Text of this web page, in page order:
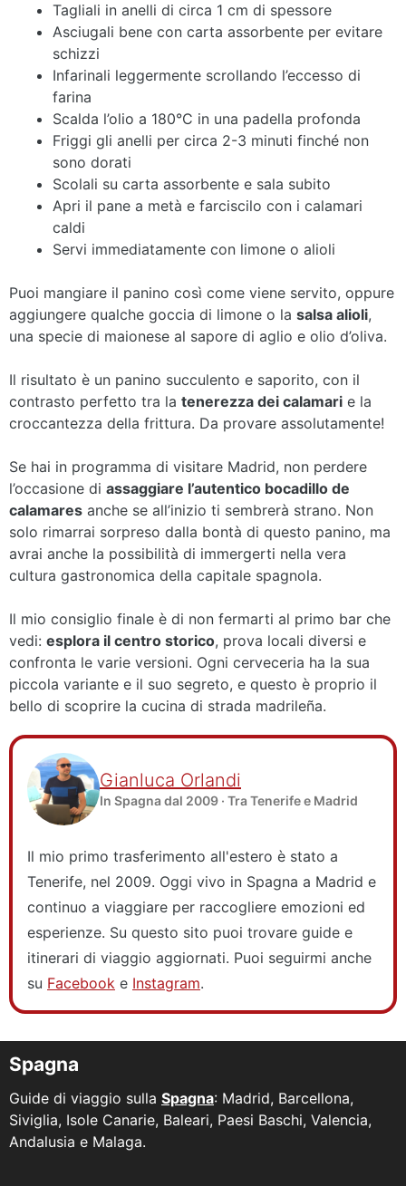
Tagliali in anelli di circa 1 cm di spessore
Asciugali bene con carta assorbente per evitare
schizzi
Infarinali leggermente scrollando l’eccesso di
farina
Scalda l’olio a 180°C in una padella profonda
Friggi gli anelli per circa 2-3 minuti finché non
sono dorati
Scolali su carta assorbente e sala subito
Apri il pane a metà e farciscilo con i calamari
caldi
Servi immediatamente con limone o alioli
Puoi mangiare il panino così come viene servito, oppure
aggiungere qualche goccia di limone o la salsa alioli,
una specie di maionese al sapore di aglio e olio d’oliva.
Il risultato è un panino succulento e saporito, con il
contrasto perfetto tra la tenerezza dei calamari e la
croccantezza della frittura. Da provare assolutamente!
Se hai in programma di visitare Madrid, non perdere
l’occasione di assaggiare l’autentico bocadillo de
calamares anche se all’inizio ti sembrerà strano. Non
solo rimarrai sorpreso dalla bontà di questo panino, ma
avrai anche la possibilità di immergerti nella vera
cultura gastronomica della capitale spagnola.
Il mio consiglio finale è di non fermarti al primo bar che
vedi: esplora il centro storico, prova locali diversi e
confronta le varie versioni. Ogni cerveceria ha la sua
piccola variante e il suo segreto, e questo è proprio il
bello di scoprire la cucina di strada madrileña.
Gianluca Orlandi
In Spagna dal 2009 · Tra Tenerife e Madrid
Il mio primo trasferimento all'estero è stato a
Tenerife, nel 2009. Oggi vivo in Spagna a Madrid e
continuo a viaggiare per raccogliere emozioni ed
esperienze. Su questo sito puoi trovare guide e
itinerari di viaggio aggiornati. Puoi seguirmi anche
su Facebook e Instagram.
Spagna
Guide di viaggio sulla Spagna: Madrid, Barcellona,
Siviglia, Isole Canarie, Baleari, Paesi Baschi, Valencia,
Andalusia e Malaga.